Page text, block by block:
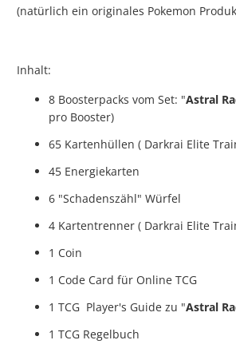
(natürlich ein originales Pokemon
Inhalt:
8 Boosterpacks vom Set: "Astral
pro Booster)
65 Kartenhüllen ( Darkrai Elite
45 Energiekarten
6 "Schadenszähl" Würfel
4 Kartentrenner ( Darkrai Elite
1 Coin
1 Code Card für Online TCG
1 TCG Player's Guide zu "Astral
1 TCG Regelbuch